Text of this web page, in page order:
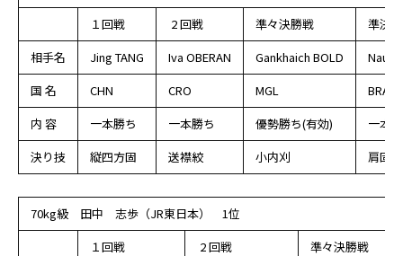
１回戦
2 回戦 準々決勝戦
準決
相手名
Jing TANG Iva OBERAN Gankhaich BOLD
国 名
CHN CRO MGL
BRA
内 容
一本勝ち 一本勝ち 優勢勝ち(有効)
一本
決り技
縦四方固 送襟絞 小内刈 肩固
70kg級 田中 志歩（JR東日本） 1位
１回戦
2 回戦
準々決勝戦